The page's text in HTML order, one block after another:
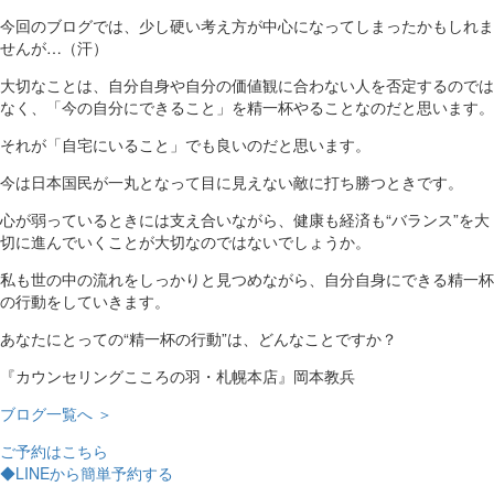
今回のブログでは、少し硬い考え方が中心になってしまったかもしれま
せんが…（汗）
大切なことは、自分自身や自分の価値観に合わない人を否定するのでは
なく、「今の自分にできること」を精一杯やることなのだと思います。
それが「自宅にいること」でも良いのだと思います。
今は日本国民が一丸となって目に見えない敵に打ち勝つときです。
心が弱っているときには支え合いながら、健康も経済も“バランス”を大
切に進んでいくことが大切なのではないでしょうか。
私も世の中の流れをしっかりと見つめながら、自分自身にできる精一杯
の行動をしていきます。
あなたにとっての“精一杯の行動”は、どんなことですか？
『カウンセリングこころの羽・札幌本店』岡本教兵
ブログ一覧へ ＞
ご予約はこちら
◆LINEから簡単予約する